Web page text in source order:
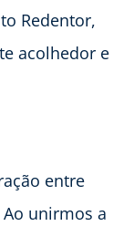
Redentor,
acolhedor e
entre
unirmos a